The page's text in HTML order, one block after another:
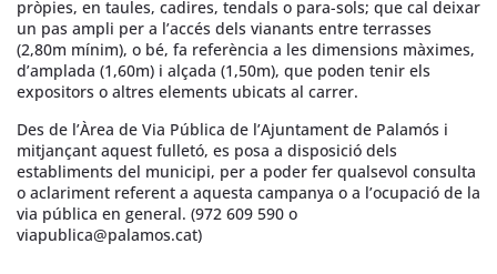
pròpies, en taules, cadires, tendals o para-sols; que cal deixar
un pas ampli per a l’accés dels vianants entre terrasses
(2,80m mínim), o bé, fa referència a les dimensions màximes,
d’amplada (1,60m) i alçada (1,50m), que poden tenir els
expositors o altres elements ubicats al carrer.
Des de l’Àrea de Via Pública de l’Ajuntament de Palamós i
mitjançant aquest fulletó, es posa a disposició dels
establiments del municipi, per a poder fer qualsevol consulta
o aclariment referent a aquesta campanya o a l’ocupació de la
via pública en general. (972 609 590 o
viapublica@palamos.cat)